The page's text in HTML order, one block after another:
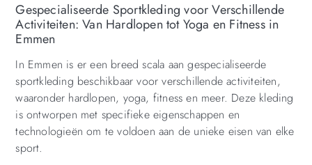
Gespecialiseerde Sportkleding voor Verschillende
Activiteiten: Van Hardlopen tot Yoga en Fitness in
Emmen
In Emmen is er een breed scala aan gespecialiseerde
sportkleding beschikbaar voor verschillende activiteiten,
waaronder hardlopen, yoga, fitness en meer. Deze kleding
is ontworpen met specifieke eigenschappen en
technologieën om te voldoen aan de unieke eisen van elke
sport.